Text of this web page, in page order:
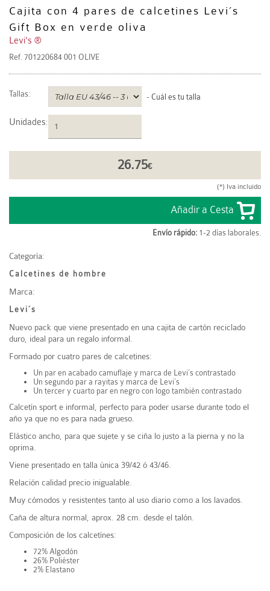
Cajita con 4 pares de calcetines Levi´s
Gift Box en verde oliva
Levi's ®
Ref. 701220684 001 OLIVE
Tallas: - Cuál es tu talla
Unidades:
26.75€
(*) Iva incluido
Envío rápido: 1-2 días laborales.
Categoría:
Calcetines de hombre
Marca:
Levi´s
Nuevo pack que viene presentado en una cajita de cartón reciclado
duro, ideal para un regalo informal.
Formado por cuatro pares de calcetines:
Un par en acabado camuflaje y marca de Levi´s contrastado
Un segundo par a rayitas y marca de Levi´s
Un tercer y cuarto par en negro con logo también contrastado
Calcetín sport e informal, perfecto para poder usarse durante todo el
año ya que no es para nada grueso.
Elástico ancho, para que sujete y se ciña lo justo a la pierna y no la
oprima.
Viene presentado en talla única 39/42 ó 43/46.
Relación calidad precio inigualable.
Muy cómodos y resistentes tanto al uso diario como a los lavados.
Caña de altura normal, aprox. 28 cm. desde el talón.
Composición de los calcetínes:
72% Algodón
26% Poliéster
2% Elastano